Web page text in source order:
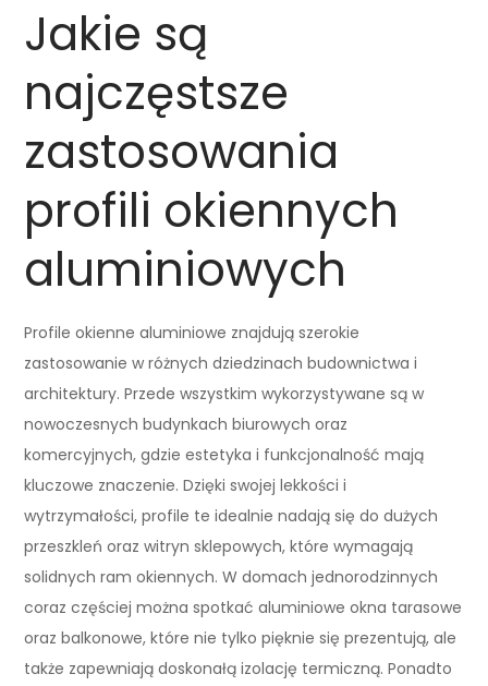
Jakie są
najczęstsze
zastosowania
profili okiennych
aluminiowych
Profile okienne aluminiowe znajdują szerokie
zastosowanie w różnych dziedzinach budownictwa i
architektury. Przede wszystkim wykorzystywane są w
nowoczesnych budynkach biurowych oraz
komercyjnych, gdzie estetyka i funkcjonalność mają
kluczowe znaczenie. Dzięki swojej lekkości i
wytrzymałości, profile te idealnie nadają się do dużych
przeszkleń oraz witryn sklepowych, które wymagają
solidnych ram okiennych. W domach jednorodzinnych
coraz częściej można spotkać aluminiowe okna tarasowe
oraz balkonowe, które nie tylko pięknie się prezentują, ale
także zapewniają doskonałą izolację termiczną. Ponadto